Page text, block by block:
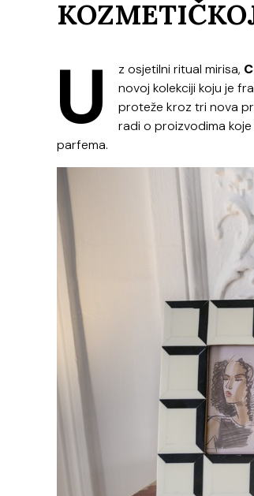
U z osjetilni ritual mirisa,
novoj kolekciji koju je
proteže kroz tri nova
radi o proizvodima
parfema.